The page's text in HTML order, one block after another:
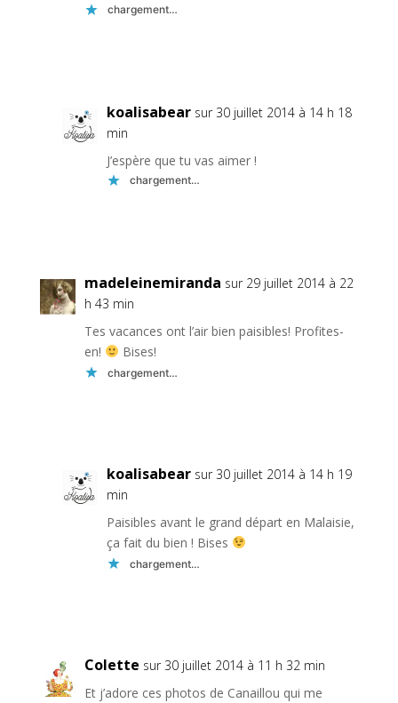
chargement…
koalisabear sur 30 juillet 2014 à 14 h 18
min
J’espère que tu vas aimer !
chargement…
madeleinemiranda sur 29 juillet 2014 à 22
h 43 min
Tes vacances ont l’air bien paisibles! Profites-
en!
Bises!
chargement…
koalisabear sur 30 juillet 2014 à 14 h 19
min
Paisibles avant le grand départ en Malaisie,
ça fait du bien ! Bises
chargement…
Colette sur 30 juillet 2014 à 11 h 32 min
Et j’adore ces photos de Canaillou qui me